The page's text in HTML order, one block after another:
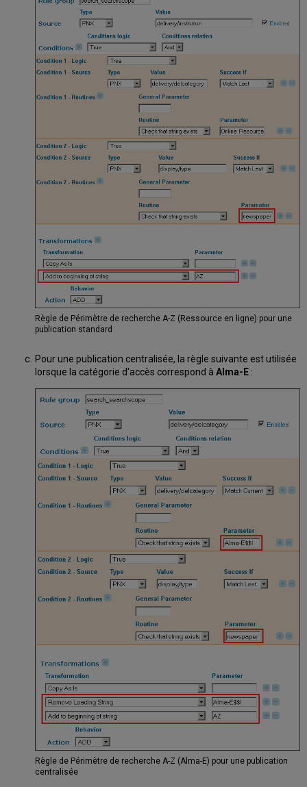
Règle de Périmètre de recherche A-Z (Ressource en ligne) pour une
publication standard
Pour une publication centralisée, la règle suivante est utilisée
lorsque la catégorie d'accès correspond à Alma-E:
Règle de Périmètre de recherche A-Z (Alma-E) pour une publication
centralisée